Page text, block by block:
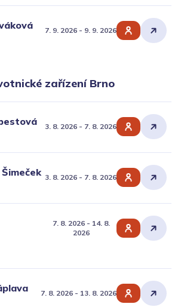
7. 9. 2026 - 9. 9. 2026
zařízení Brno
3. 8. 2026 - 7. 8. 2026
3. 8. 2026 - 7. 8. 2026
7. 8. 2026 - 14. 8.
2026
7. 8. 2026 - 13. 8. 2026